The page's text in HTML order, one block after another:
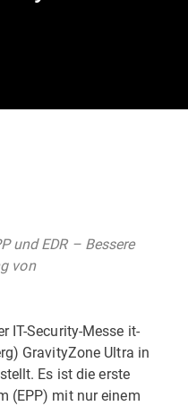
und EDR – Bessere
von
IT-Security-Messe it-
GravityZone Ultra in
Es ist die erste
(EPP) mit nur einem